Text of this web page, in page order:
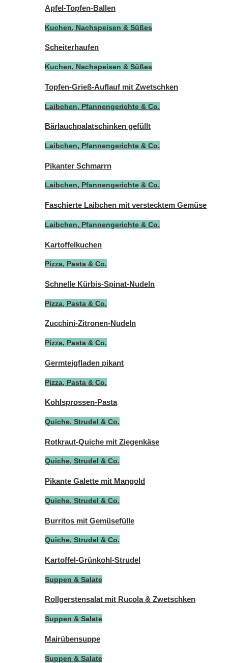
Apfel-Topfen-Ballen
Kuchen, Nachspeisen & Süßes
Scheiterhaufen
Kuchen, Nachspeisen & Süßes
Topfen-Grieß-Auflauf mit Zwetschken
Laibchen, Pfannengerichte & Co.
Bärlauchpalatschinken gefüllt
Laibchen, Pfannengerichte & Co.
Pikanter Schmarrn
Laibchen, Pfannengerichte & Co.
Faschierte Laibchen mit verstecktem Gemüse
Laibchen, Pfannengerichte & Co.
Kartoffelkuchen
Pizza, Pasta & Co.
Schnelle Kürbis-Spinat-Nudeln
Pizza, Pasta & Co.
Zucchini-Zitronen-Nudeln
Pizza, Pasta & Co.
Germteigfladen pikant
Pizza, Pasta & Co.
Kohlsprossen-Pasta
Quiche, Strudel & Co.
Rotkraut-Quiche mit Ziegenkäse
Quiche, Strudel & Co.
Pikante Galette mit Mangold
Quiche, Strudel & Co.
Burritos mit Gemüsefülle
Quiche, Strudel & Co.
Kartoffel-Grünkohl-Strudel
Suppen & Salate
Rollgerstensalat mit Rucola & Zwetschken
Suppen & Salate
Mairübensuppe
Suppen & Salate